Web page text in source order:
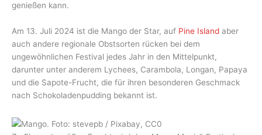
genießen kann.
Am 13. Juli 2024 ist die Mango der Star, auf Pine Island aber
auch andere regionale Obstsorten rücken bei dem
ungewöhnlichen Festival jedes Jahr in den Mittelpunkt,
darunter unter anderem Lychees, Carambola, Longan, Papaya
und die Sapote-Frucht, die für ihren besonderen Geschmack
nach Schokoladenpudding bekannt ist.